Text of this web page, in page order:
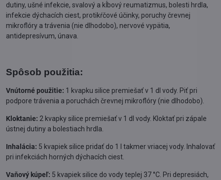
dutiny, ušné infekcie, svalový a kĺbový reumatizmus, bolesti hrdla,
infekcie dýchacích ciest, protikŕčové účinky, poruchy črevnej
mikroflóry a trávenia (nie dlhodobo), nervové vypätia,
antidepresívum, únava.
Spôsob použitia:
Vnútorné použitie: 1 kvapku silice premiešať v 1 dl vody. Piť pri
podpore trávenia a poruchách črevnej mikroflóry (nie dlhodobo).
Kloktanie: 2 kvapky silice premiešať v 1 dl vody. Kloktať pri zápale
ústnej dutiny a bolestiach hrdla.
Inhalácia: 5 kvapiek silice pridať do 1 l takmer vriacej vody. Inhalovať
pri infekciách horných dýchacích ciest.
Vaňový kúpeľ: 5 kvapiek silice do vody teplej 37 °C. Pri depresiách,